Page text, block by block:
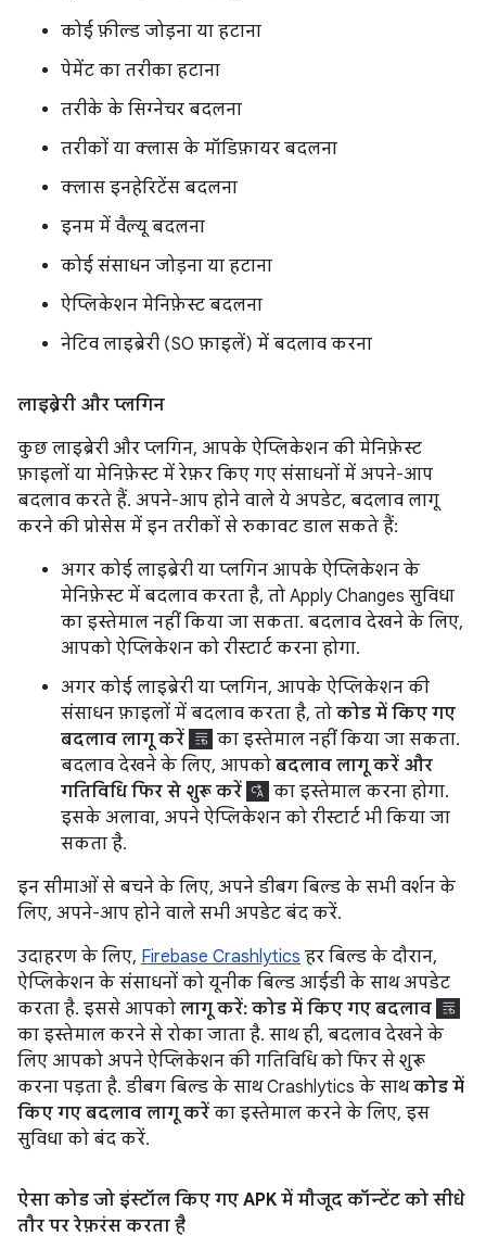
कोई फ़ील्ड जोड़ना या हटाना
पेमेंट का तरीका हटाना
तरीके के सिग्नेचर बदलना
तरीकों या क्लास के मॉडिफ़ायर बदलना
क्लास इनहेरिटेंस बदलना
इनम में वैल्यू बदलना
कोई संसाधन जोड़ना या हटाना
ऐप्लिकेशन मेनिफ़ेस्ट बदलना
नेटिव लाइब्रेरी (SO फ़ाइलें) में बदलाव करना
लाइब्रेरी और प्लगिन
कुछ लाइब्रेरी और प्लगिन, आपके ऐप्लिकेशन की मेनिफ़ेस्ट
फ़ाइलों या मेनिफ़ेस्ट में रेफ़र किए गए संसाधनों में अपने-आप
बदलाव करते हैं. अपने-आप होने वाले ये अपडेट, बदलाव लागू
करने की प्रोसेस में इन तरीकों से रुकावट डाल सकते हैं:
अगर कोई लाइब्रेरी या प्लगिन आपके ऐप्लिकेशन के
मेनिफ़ेस्ट में बदलाव करता है, तो Apply Changes सुविधा
का इस्तेमाल नहीं किया जा सकता. बदलाव देखने के लिए,
आपको ऐप्लिकेशन को रीस्टार्ट करना होगा.
अगर कोई लाइब्रेरी या प्लगिन, आपके ऐप्लिकेशन की
संसाधन फ़ाइलों में बदलाव करता है, तो कोड में किए गए
बदलाव लागू करें
का इस्तेमाल नहीं किया जा सकता.
बदलाव देखने के लिए, आपको बदलाव लागू करें और
गतिविधि फिर से शुरू करें
का इस्तेमाल करना होगा.
इसके अलावा, अपने ऐप्लिकेशन को रीस्टार्ट भी किया जा
सकता है.
इन सीमाओं से बचने के लिए, अपने डीबग बिल्ड के सभी वर्शन के
लिए, अपने-आप होने वाले सभी अपडेट बंद करें.
उदाहरण के लिए, Firebase Crashlytics हर बिल्ड के दौरान,
ऐप्लिकेशन के संसाधनों को यूनीक बिल्ड आईडी के साथ अपडेट
करता है. इससे आपको लागू करें: कोड में किए गए बदलाव
का इस्तेमाल करने से रोका जाता है. साथ ही, बदलाव देखने के
लिए आपको अपने ऐप्लिकेशन की गतिविधि को फिर से शुरू
करना पड़ता है. डीबग बिल्ड के साथ Crashlytics के साथकोड में
किए गए बदलाव लागू करें का इस्तेमाल करने के लिए, इस
सुविधा को बंद करें.
ऐसा कोड जो इंस्टॉल किए गए APK में मौजूद कॉन्टेंट को सीधे
तौर पर रेफ़रंस करता है